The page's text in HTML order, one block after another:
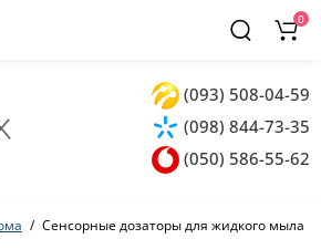
(093) 508-04-59
(098) 844-73-35
(050) 586-55-62
0
Сенсорные дозаторы для жидкого мыла